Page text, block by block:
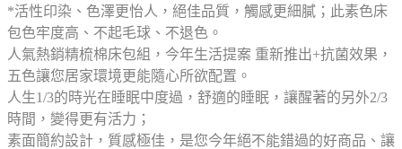
*活性印染、色澤更怡人，絕佳品質，觸感更細膩；此素色床
包色牢度高、不起毛球、不退色。
人氣熱銷精梳棉床包組，今年生活提案 重新推出+抗菌效果，
五色讓您居家環境更能隨心所欲配置。
人生1/3的時光在睡眠中度過，舒適的睡眠，讓醒著的另外2/3
時間，變得更有活力；
素面簡約設計，質感極佳，是您今年絕不能錯過的好商品、讓